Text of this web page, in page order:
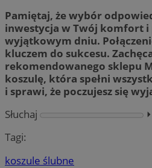
Pamiętaj, że wybór
inwestycja w Twój komfort i
wyjątkowym dniu.
kluczem do sukcesu.
rekomendowanego sklepu
koszulę, która spełni
i sprawi, że poczujesz się
Słuchaj
⏵︎
Tagi:
koszule ślubne